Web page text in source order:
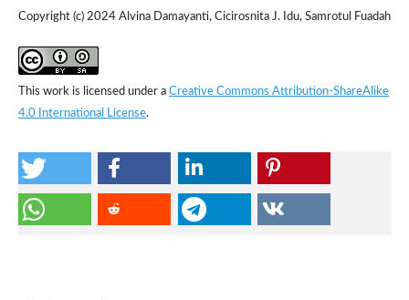
Copyright (c) 2024 Alvina Damayanti, Cicirosnita J. Idu, Samrotul Fuadah
This work is licensed under a Creative Commons Attribution-ShareAlike
4.0 International License.